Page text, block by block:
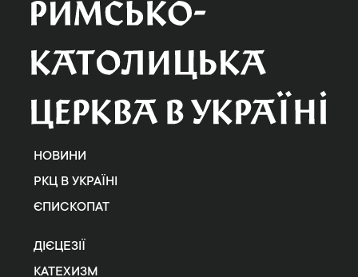
НОВИНИ
РКЦ В УКРАЇНІ
ЄПИСКОПАТ
ДІЄЦЕЗІЇ
КАТЕХИЗМ